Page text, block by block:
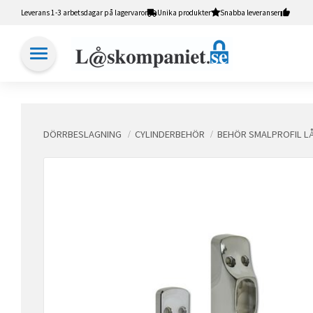
Leverans 1-3 arbetsdagar på lagervaror Unika produkter Snabba leveranser
DÖRRBESLAGNING CYLINDERBEHÖR BEHÖR SMALPROFIL